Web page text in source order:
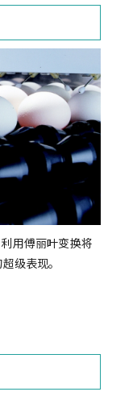
用傅丽叶变换将
级表现。